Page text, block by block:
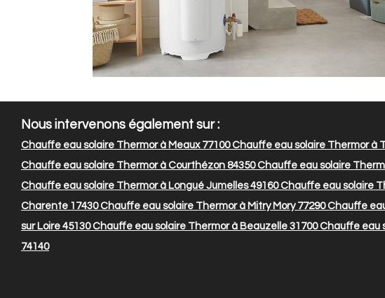
Nous intervenons également sur :
Chauffe eau solaire Thermor à Meaux 77100Chauffe eau solaire Thermor à
Chauffe eau solaire Thermor à Courthézon 84350Chauffe eau solaire
Chauffe eau solaire Thermor à Longué Jumelles 49160Chauffe eau solaire
Charente 17430Chauffe eau solaire Thermor à Mitry Mory 77290Chauffe
sur Loire 45130Chauffe eau solaire Thermor à Beauzelle 31700Chauffe eau
74140